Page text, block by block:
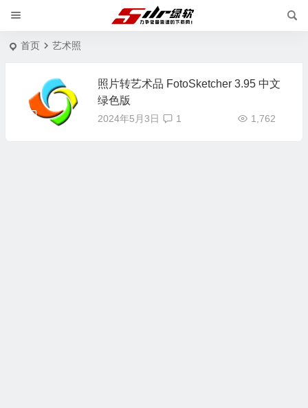
首页 艺术照
照片转艺术品 FotoSketcher 3.95 中文
绿色版
2024年5月3日 1,762
1